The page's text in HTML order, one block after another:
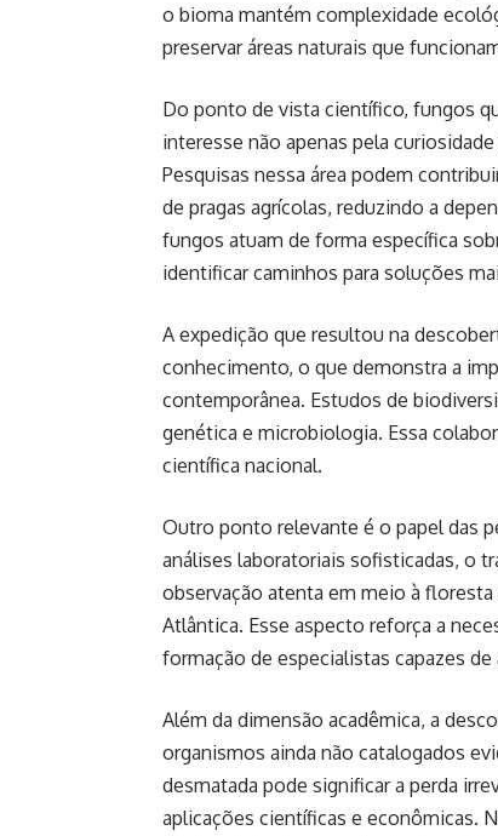
o bioma mantém complexidade
preservar áreas naturais que
Do ponto de vista científico, fungos
interesse não apenas pela
Pesquisas nessa área podem
de pragas agrícolas, reduzindo a
fungos atuam de forma específica
identificar caminhos para soluções
A expedição que resultou na
conhecimento, o que demonstra a
contemporânea. Estudos de
genética e microbiologia. Essa
científica nacional.
Outro ponto relevante é o papel das
análises laboratoriais sofisticadas, o
observação atenta em meio à
Atlântica. Esse aspecto reforça a
formação de especialistas capazes
Além da dimensão acadêmica, a
organismos ainda não catalogados
desmatada pode significar a perda
aplicações científicas e econômicas.